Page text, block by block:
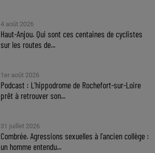
4 août 2026
Haut-Anjou. Qui sont ces centaines de cyclistes
sur les routes de...
1er août 2026
Podcast : L’hippodrome de Rochefort-sur-Loire
prêt à retrouver son...
31 juillet 2026
Combrée. Agressions sexuelles à l'ancien collège :
un homme entendu...